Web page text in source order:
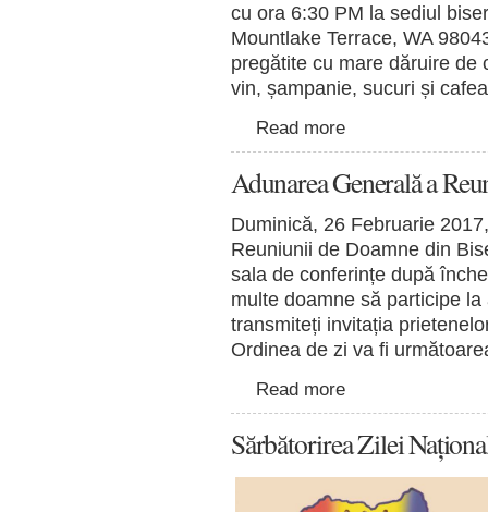
cu ora 6:30 PM la sediul
Mountlake Terrace, WA
pregătite cu mare dăruire de
vin, șampanie, sucuri și
Read more
Adunarea Generală a
Duminică, 26 Februarie
Reuniunii de Doamne din
sala de conferințe după
multe doamne să participe
transmiteți invitația
Ordinea de zi va fi
Read more
Sărbătorirea Zilei